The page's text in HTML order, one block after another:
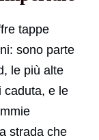
tappe
sono parte
le più alte
caduta, e le
strada che